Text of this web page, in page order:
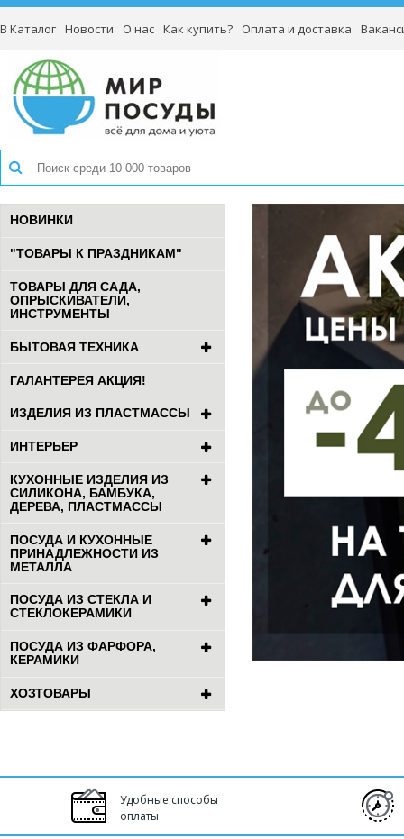
В Каталог Новости О нас Как купить? Оплата и доставка
НОВИНКИ
"ТОВАРЫ К ПРАЗДНИКАМ"
ТОВАРЫ ДЛЯ САДА,
ОПРЫСКИВАТЕЛИ,
ИНСТРУМЕНТЫ
БЫТОВАЯ ТЕХНИКА
ГАЛАНТЕРЕЯ АКЦИЯ!
ИЗДЕЛИЯ ИЗ ПЛАСТМАССЫ
ИНТЕРЬЕР
КУХОННЫЕ ИЗДЕЛИЯ ИЗ
СИЛИКОНА, БАМБУКА,
ДЕРЕВА, ПЛАСТМАССЫ
ПОСУДА И КУХОННЫЕ
ПРИНАДЛЕЖНОСТИ ИЗ
МЕТАЛЛА
ПОСУДА ИЗ СТЕКЛА И
СТЕКЛОКЕРАМИКИ
ПОСУДА ИЗ ФАРФОРА,
КЕРАМИКИ
ХОЗТОВАРЫ
Удобные способы
оплаты